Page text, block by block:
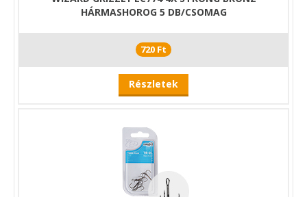
HÁRMASHOROG 5 DB/CSOMAG
720 Ft
Részletek